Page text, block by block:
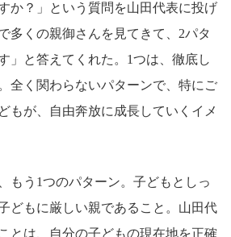
か？」という質問を山田代表に投げ
多くの親御さんを見てきて、2パタ
」と答えてくれた。1つは、徹底し
全く関わらないパターンで、特にご
もが、自由奔放に成長していくイメ
もう1つのパターン。子どもとしっ
どもに厳しい親であること。山田代
とは、自分の子どもの現在地を正確